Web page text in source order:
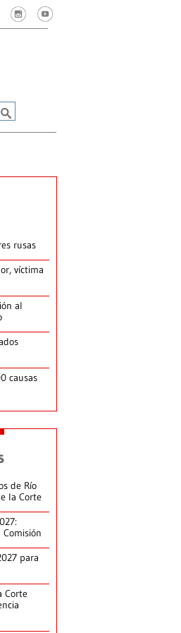
rusas
víctima
al
causas
de Río
la Corte
para
Corte